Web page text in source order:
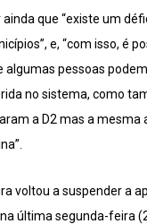
que “existe um
e, “com isso, é
algumas pessoas
no sistema, como
a D2 mas a mesma
voltou a suspender a
última segunda-feira